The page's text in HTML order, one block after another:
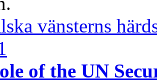
vänsterns
of the UN